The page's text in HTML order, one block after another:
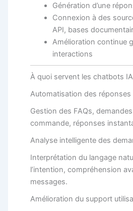
Génération d’une
Connexion à des
API, bases
Amélioration continue
interactions
À quoi servent les chatbots
Automatisation des réponses
Gestion des FAQs,
commande, réponses
Analyse intelligente des
Interprétation du langage
l’intention, compréhension
messages.
Amélioration du support